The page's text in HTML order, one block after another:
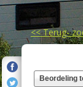
<<Terug-
Beordeling